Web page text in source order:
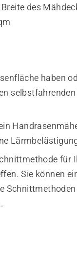
des
haben
selbstfahrenden
für
Sie können